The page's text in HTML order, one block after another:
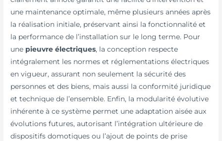
une maintenance optimale, même plusieurs années après
la réalisation initiale, préservant ainsi la fonctionnalité et
la performance de l’installation sur le long terme. Pour
une pieuvre électriques, la conception respecte
intégralement les normes et réglementations électriques
en vigueur, assurant non seulement la sécurité des
personnes et des biens, mais aussi la conformité juridique
et technique de l’ensemble. Enfin, la modularité évolutive
inhérente à ce système permet une adaptation aisée aux
évolutions futures, autorisant l’intégration ultérieure de
dispositifs domotiques ou l’ajout de points de prise